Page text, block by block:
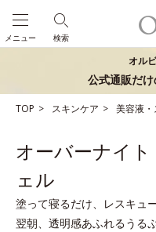
検索
メニュー
オル
公式通販だけ
TOP スキンケア 美容液
オーバーナイ
ェル
塗って寝るだけ、レスキュ
翌朝、透明感あふれるうる